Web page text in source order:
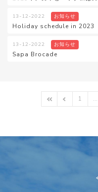
13-12-2022 お知らせ
Holiday schedule in 2023
13-12-2022 お知らせ
Sapa Brocade
1 …